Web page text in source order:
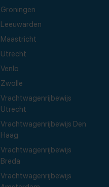
Groningen
Leeuwarden
Maastricht
Utrecht
Venlo
Zwolle
Vrachtwagenrijbewijs
Utrecht
Vrachtwagenrijbewijs Den
Haag
Vrachtwagenrijbewijs
Breda
Vrachtwagenrijbewijs